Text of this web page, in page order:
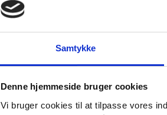
Samtykke
Denne hjemmeside bruger cookies
Vi bruger cookies til at tilpasse vores
Gældsforpligtelser
Årets balance
Nøgletal i %